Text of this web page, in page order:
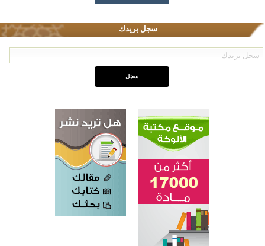
سجل بريدك